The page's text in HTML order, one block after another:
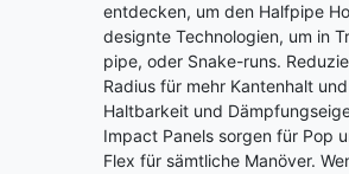
entdecken, um den Halfpipe
designte Technologien, um in
pipe, oder Snake-runs.
Radius für mehr Kantenhalt
Haltbarkeit und
Impact Panels sorgen für Pop
Flex für sämtliche Manöver.